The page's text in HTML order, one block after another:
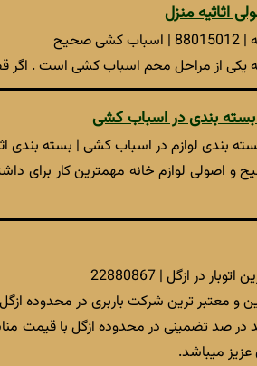
اثاثیه منزل
صحیح
یکی از مراحل محم اسباب کشی است .
بسته بندی در اسباب کشی
بندی لوازم در اسباب کشی | بسته بندی
و اصولی لوازم خانه مهمترین کار برای
در ازگل | 22880867
و معتبر ترین شرکت باربری در محدوده
صد تضمینی در محدوده ازگل با قیمت
میباشد.